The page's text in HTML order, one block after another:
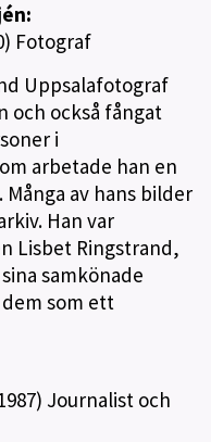
Fotograf
Uppsalafotograf
och också fångat
i
arbetade han en
av hans bilder
Han var
Lisbet Ringstrand,
samkönade
som ett
Journalist och